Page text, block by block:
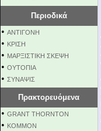
Περιοδικά
• ΑΝΤΙΓΟΝΗ
• ΚΡΙΣΗ
• ΜΑΡΞΙΣΤΙΚΗ ΣΚΕΨΗ
• ΟΥΤΟΠΙΑ
• ΣΥΝΑΨΙΣ
Πρακτορευόμενα
• GRANT THORNTON
• KOMMON